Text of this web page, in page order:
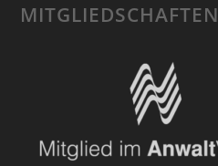
MITGLIEDSCHAFTEN